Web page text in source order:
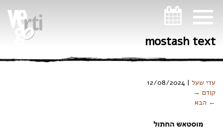
mostash text
עדי שעל |
12/08/2024
קודם →
← הבא